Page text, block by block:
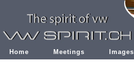
Home Meetings Images